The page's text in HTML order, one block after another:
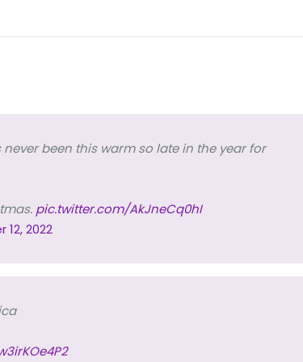
been this warm so late in the year for
pic.twitter.com/AkJneCq0hI
12, 2022